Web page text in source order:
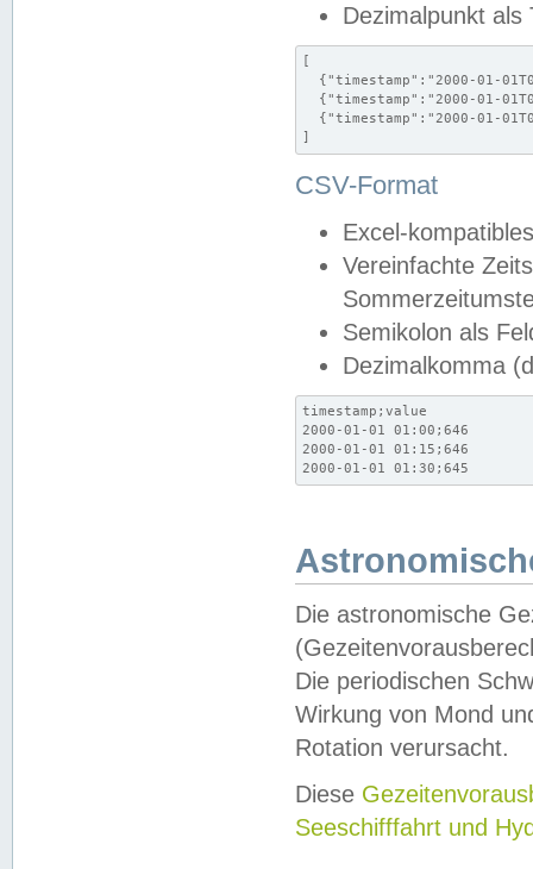
Dezimalpunkt als
[
{"timestamp":"2000-01-
{"timestamp":"2000-01-
{"timestamp":"2000-01-
]
CSV-Format
Excel-
Vereinfachte
Semikolon als
Dezimalkomma
timestamp;value
2000-01-01 01:00;646
2000-01-01 01:15;646
2000-01-01 01:30;645
Die astronomische
Die periodischen
Wirkung von Mond
Rotation verursacht.
Diese
Seeschifffahrt und